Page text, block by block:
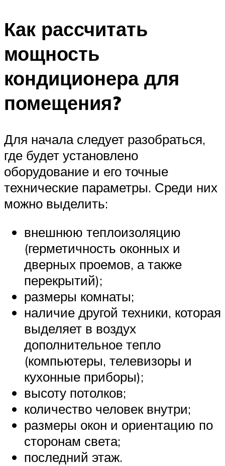
Как рассчитать
мощность
кондиционера для
помещения?
Для начала следует разобраться,
где будет установлено
оборудование и его точные
технические параметры. Среди них
можно выделить:
внешнюю теплоизоляцию
(герметичность оконных и
дверных проемов, а также
перекрытий);
размеры комнаты;
наличие другой техники, которая
выделяет в воздух
дополнительное тепло
(компьютеры, телевизоры и
кухонные приборы);
высоту потолков;
количество человек внутри;
размеры окон и ориентацию по
сторонам света;
последний этаж.